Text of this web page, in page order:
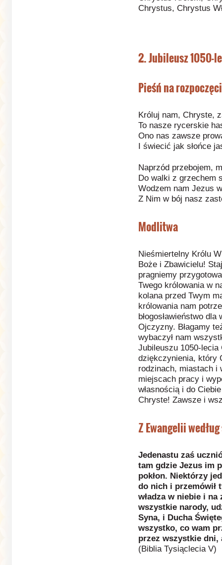
Chrystus, Chrystus
2. Jubileusz 1050-
Pieśń na
Króluj nam, Chryste,
To nasze rycerskie
Ono nas zawsze
I świecić jak słońce
Naprzód przebojem,
Do walki z grzechem
Wodzem nam Jezus
Z Nim w bój nasz
Modlitwa
Nieśmiertelny Królu
Boże i Zbawicielu!
pragniemy
Twego królowania w
kolana przed Twym
królowania nam
błogosławieństwo
Ojczyzny. Błagamy
wybaczył nam
Jubileuszu 1050-lecia
dziękczynienia, który
rodzinach, miastach i
miejscach pracy i
własnością i do
Chryste! Zawsze i
Z Ewangelii
Jedenastu zaś
tam gdzie Jezus im
pokłon. Niektórzy
do nich i przemówił
władza w niebie i
wszystkie narody,
Syna, i Ducha
wszystko, co wam
przez wszystkie dni,
(Biblia Tysiąclecia V)